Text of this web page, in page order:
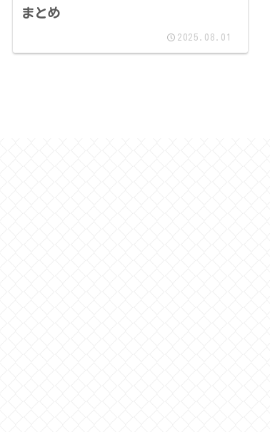
まとめ
2025.08.01